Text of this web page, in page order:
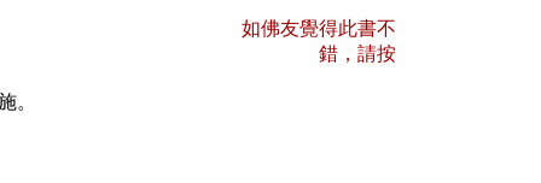
如佛友覺得此書不
錯，請按
。